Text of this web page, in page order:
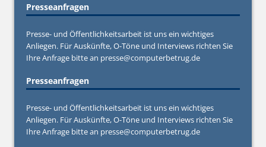
Presseanfragen
Presse- und Öffentlichkeitsarbeit ist uns ein wichtiges
Anliegen. Für Auskünfte, O-Töne und Interviews richten Sie
Ihre Anfrage bitte an presse@computerbetrug.de
Presseanfragen
Presse- und Öffentlichkeitsarbeit ist uns ein wichtiges
Anliegen. Für Auskünfte, O-Töne und Interviews richten Sie
Ihre Anfrage bitte an presse@computerbetrug.de